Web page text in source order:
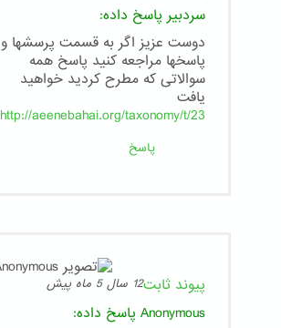
سردبیر پاسخ داده:
دوست عزیز اگر به قسمت پرسشها و
پاسخها مراجعه کنید پاسخ همه
سوالاتی که مطرح کردید خواهید
یافت
http://aeenebahai.org/taxonomy/t/23
پاسخ
پیوند ثابت12 سال 5 ماه پیش
Anonymous پاسخ داده: